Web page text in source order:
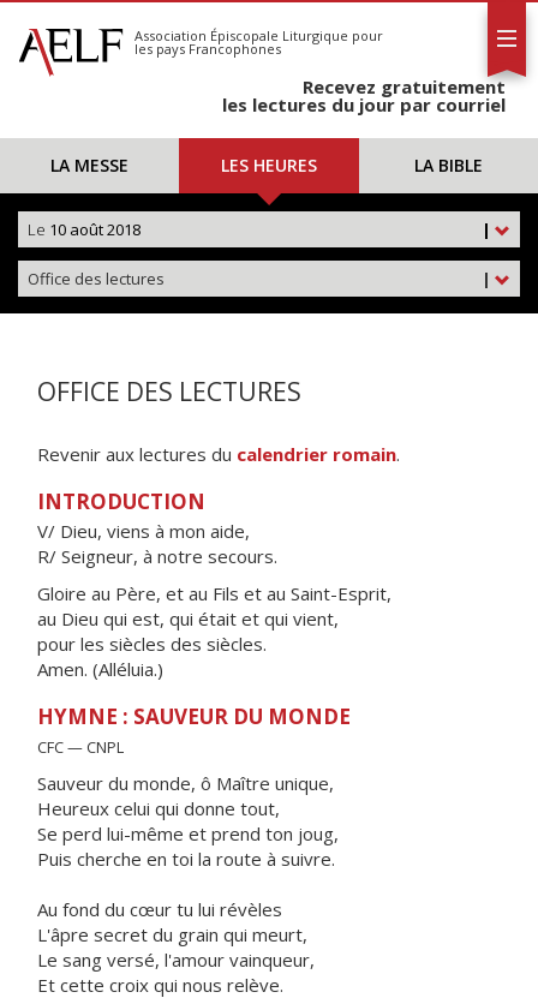
S'abonner
Calendrier
Association Épiscopale Liturgique pour
les pays Francophones
Recevez gratuitement
les lectures du jour par courriel
LA MESSE LES HEURES LA BIBLE
|
Le 10 août 2018
|
Office des lectures
OFFICE DES LECTURES
Revenir aux lectures du calendrier romain.
INTRODUCTION
V/ Dieu, viens à mon aide,
R/ Seigneur, à notre secours.
Gloire au Père, et au Fils et au Saint-Esprit,
au Dieu qui est, qui était et qui vient,
pour les siècles des siècles.
Amen. (Alléluia.)
HYMNE : SAUVEUR DU MONDE
CFC — CNPL
Sauveur du monde, ô Maître unique,
Heureux celui qui donne tout,
Se perd lui-même et prend ton joug,
Puis cherche en toi la route à suivre.
Au fond du cœur tu lui révèles
L'âpre secret du grain qui meurt,
Le sang versé, l'amour vainqueur,
Et cette croix qui nous relève.